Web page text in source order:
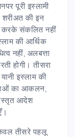
पूरी इस्लामी
की इन
करके संकलित नहीं
की आर्थिक
नहीं, अलबत्ता
होगी। तीसरा
इस्लाम की
का आकलन,
आदेश
तीसरे पहलू